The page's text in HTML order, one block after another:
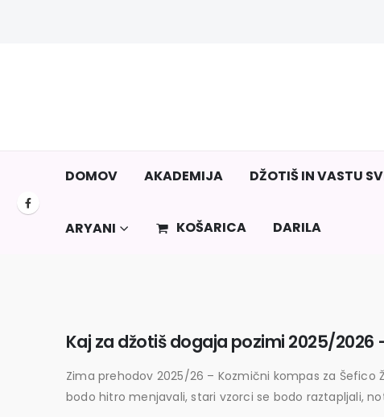
DOMOV AKADEMIJA DŽOTIŠ IN VASTU
ARYANI KOŠARICA DARILA
Kaj za džotiš dogaja pozimi 2025/2026
Zima prehodov 2025/26 – Kozmični kompas za Šefico
bodo hitro menjavali, stari vzorci se bodo raztapljali,